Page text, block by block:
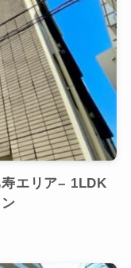
寿エリア– 1LDK